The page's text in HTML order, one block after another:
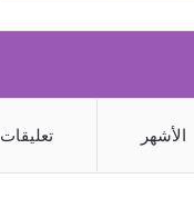
الأشهر تعليقات